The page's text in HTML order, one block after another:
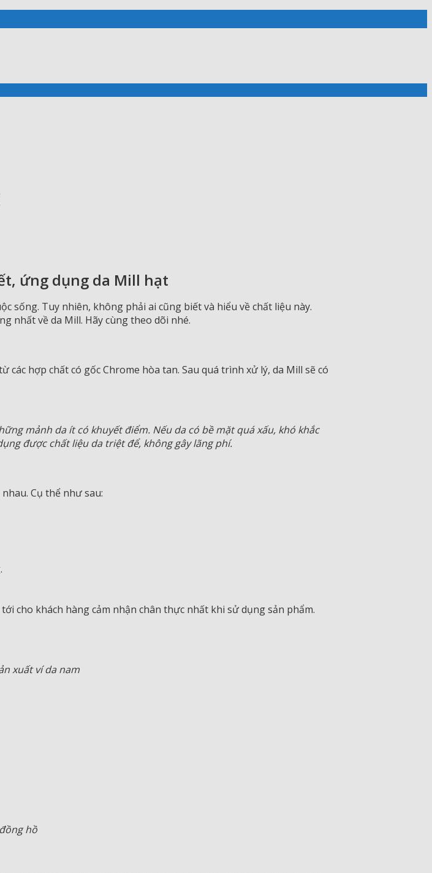
ứng dụng da Mill hạt
sống. Tuy nhiên, không phải ai cũng biết và hiểu về chất liệu này.
nhất về da Mill. Hãy cùng theo dõi nhé.
hợp chất có gốc Chrome hòa tan. Sau quá trình xử lý, da Mill sẽ có
mảnh da ít có khuyết điểm. Nếu da có bề mặt quá xấu, khó khắc
được chất liệu da triệt để, không gây lãng phí.
Cụ thể như sau:
cho khách hàng cảm nhận chân thực nhất khi sử dụng sản phẩm.
xuất ví da nam
hồ